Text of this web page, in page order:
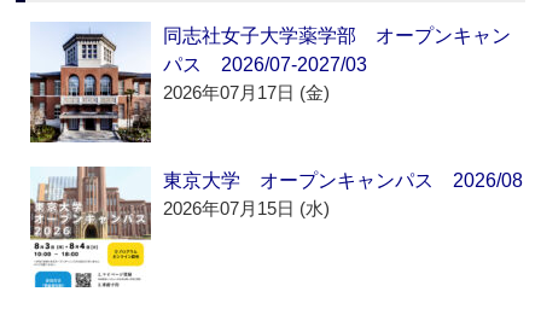
同志社女子大学薬学部 オープンキャン
パス 2026/07-2027/03
2026年07月17日 (金)
東京大学 オープンキャンパス 2026/08
2026年07月15日 (水)